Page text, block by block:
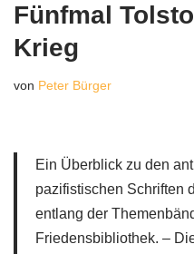
Fünfmal
Krieg
von Peter Bürger
Ein Überblick zu den
pazifistischen Schriften
entlang der
Friedensbibliothek. –